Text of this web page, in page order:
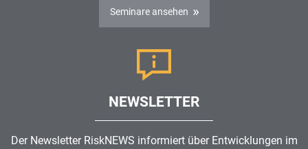
Seminare ansehen
NEWSLETTER
Der Newsletter RiskNEWS informiert über Entwicklungen im